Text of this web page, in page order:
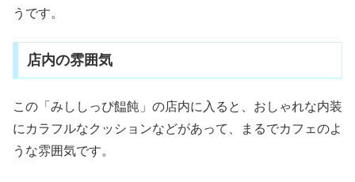
うです。
店内の雰囲気
この「みししっぴ饂飩」の店内に入ると、おしゃれな内装
にカラフルなクッションなどがあって、まるでカフェのよ
うな雰囲気です。